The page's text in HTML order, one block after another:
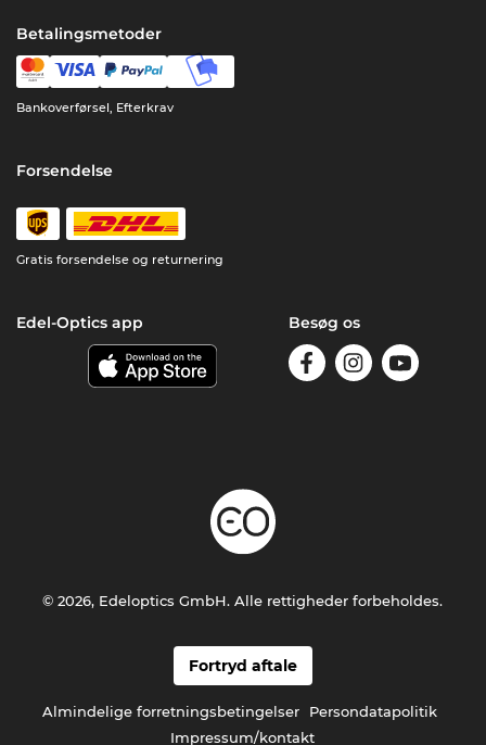
Betalingsmetoder
Bankoverførsel, Efterkrav
Forsendelse
Gratis forsendelse og returnering
Edel-Optics app Besøg os
Fortryd aftale
Almindelige forretningsbetingelser
Persondatapolitik
Impressum/kontakt
© 2026, Edeloptics GmbH. Alle rettigheder forbeholdes.